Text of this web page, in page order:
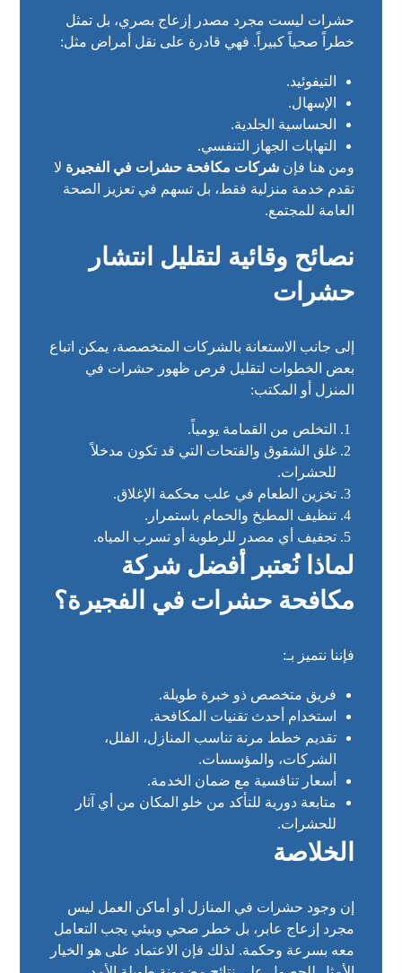
حشرات ليست مجرد مصدر إزعاج بصري، بل تمثل
خطراً صحياً كبيراً. فهي قادرة على نقل أمراض مثل:
التيفوئيد.
الإسهال.
الحساسية الجلدية.
التهابات الجهاز التنفسي.
ومن هنا فإنشركات مكافحة حشرات في الفجيرة لا
تقدم خدمة منزلية فقط، بل تسهم في تعزيز الصحة
العامة للمجتمع.
نصائح وقائية لتقليل انتشار
حشرات
إلى جانب الاستعانة بالشركات المتخصصة، يمكن اتباع
بعض الخطوات لتقليل فرص ظهور حشرات في
المنزل أو المكتب:
التخلص من القمامة يومياً.
غلق الشقوق والفتحات التي قد تكون مدخلاً
للحشرات.
تخزين الطعام في علب محكمة الإغلاق.
تنظيف المطبخ والحمام باستمرار.
تجفيف أي مصدر للرطوبة أو تسرب المياه.
لماذا نُعتبر أفضل شركة
مكافحة حشرات في الفجيرة؟
فإننا نتميز بـ:
فريق متخصص ذو خبرة طويلة.
استخدام أحدث تقنيات المكافحة.
تقديم خطط مرنة تناسب المنازل، الفلل،
الشركات، والمؤسسات.
أسعار تنافسية مع ضمان الخدمة.
متابعة دورية للتأكد من خلو المكان من أي آثار
للحشرات.
الخلاصة
إن وجود حشرات في المنازل أو أماكن العمل ليس
مجرد إزعاج عابر، بل خطر صحي وبيئي يجب التعامل
معه بسرعة وحكمة. لذلك فإن الاعتماد على هو الخيار